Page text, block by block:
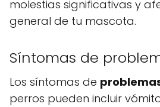
molestias significativas y
general de tu mascota.
Síntomas de
Los síntomas de
perros pueden incluir